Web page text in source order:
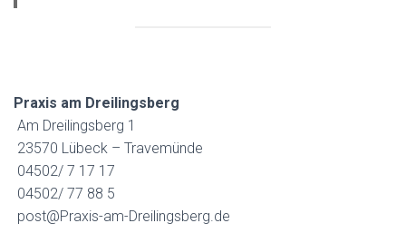
Praxis am Dreilingsberg
Am Dreilingsberg 1
23570 Lübeck – Travemünde
04502/ 7 17 17
04502/ 77 88 5
post@Praxis-am-Dreilingsberg.de